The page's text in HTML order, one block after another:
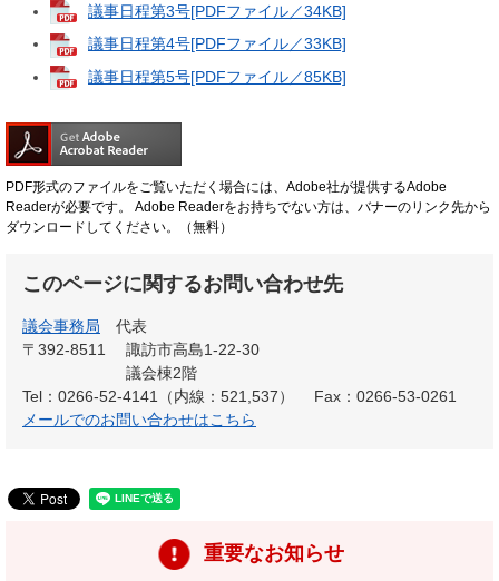
議事日程第3号[PDFファイル／34KB]
議事日程第4号[PDFファイル／33KB]
議事日程第5号[PDFファイル／85KB]
PDF形式のファイルをご覧いただく場合には、Adobe社が提供するAdobe
Readerが必要です。
Adobe Readerをお持ちでない方は、バナーのリンク先から
ダウンロードしてください。（無料）
このページに関するお問い合わせ先
議会事務局
代表
〒392-8511
諏訪市高島1-22-30
議会棟2階
Tel：0266-52-4141（内線：521,537）
Fax：0266-53-0261
メールでのお問い合わせはこちら
重要なお知らせ